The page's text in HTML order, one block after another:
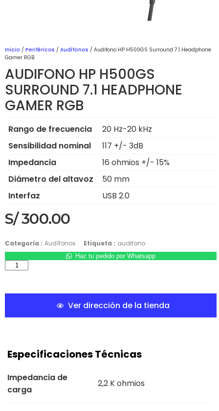
Inicio / Periféricos / Audífonos / Audifono HP H500GS Surround 7.1 Headphone
Gamer RGB
AUDIFONO HP H500GS
SURROUND 7.1 HEADPHONE
GAMER RGB
Rango de frecuencia
20 Hz-20 kHz
Sensibilidad nominal
117 +/- 3dB
Impedancia
16 ohmios +/- 15%
Diámetro del altavoz
50 mm
Interfaz
USB 2.0
S/300.00
Categoría : Audífonos Etiqueta : audifono
Haz tu pedido por Whatsapp
Ver dirección de la tienda
Especificaciones Técnicas
Impedancia de
carga
2,2 K ohmios